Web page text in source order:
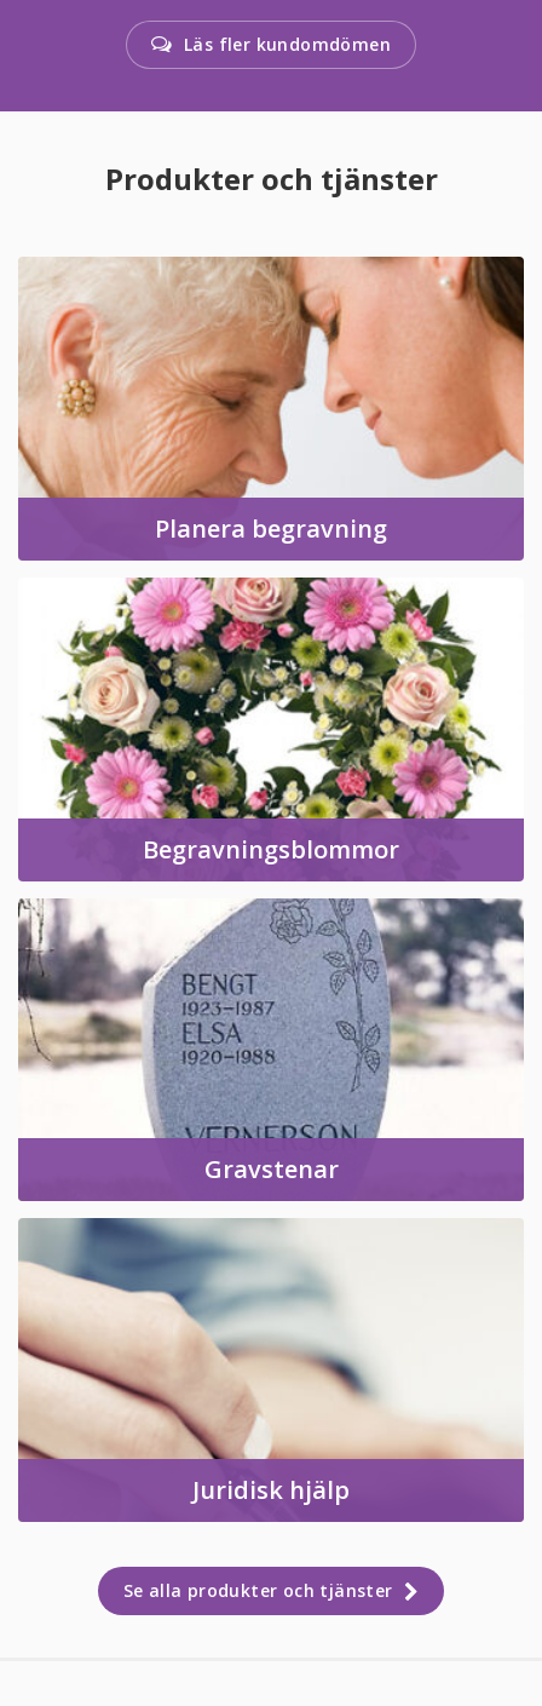
Läs fler kundomdömen
Produkter och tjänster
Planera begravning
Begravningsblommor
Gravstenar
Juridisk hjälp
Se alla produkter och tjänster